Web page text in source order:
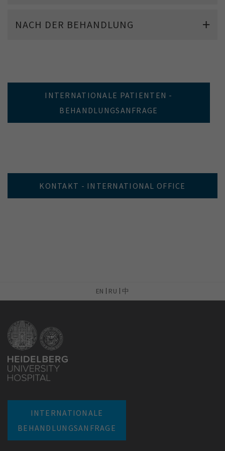
NACH DER BEHANDLUNG
INTERNATIONALE PATIENTEN -
BEHANDLUNGSANFRAGE
KONTAKT - INTERNATIONAL OFFICE
EN RU 中
INTERNATIONALE
BEHANDLUNGSANFRAGE